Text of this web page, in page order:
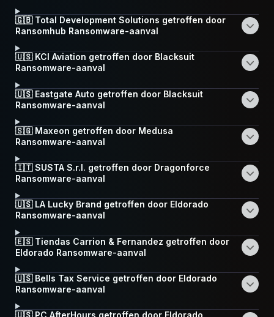
🇬🇧 Total Development Solutions getroffen door
Ransomhub Ransomware-aanval
🇺🇸 KCI Aviation getroffen door Blacksuit
Ransomware-aanval
🇺🇸 Eastgate Auto getroffen door Blacksuit
Ransomware-aanval
🇸🇬 Maxeon getroffen door Medusa
Ransomware-aanval
🇮🇹 SUSTA S.r.l. getroffen door Dragonforce
Ransomware-aanval
🇺🇸 LA Lucky Brand getroffen door Eldorado
Ransomware-aanval
🇪🇸 Tiendas Carrion & Fernandez getroffen door
Eldorado Ransomware-aanval
🇺🇸 Bells Tax Service getroffen door Eldorado
Ransomware-aanval
🇺🇸 PC AfterHours getroffen door Eldorado